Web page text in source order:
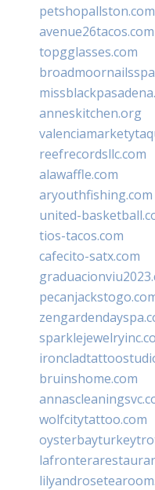
petshopallston.com
avenue26tacos.com
topgglasses.com
anneskitchen.org
reefrecordsllc.com
alawaffle.com
aryouthfishing.com
united-
tios-tacos.com
cafecito-satx.com
bruinshome.com
wolfcitytattoo.com